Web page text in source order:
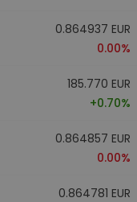
0.864937 EUR
0.00%
185.770 EUR
+0.70%
0.864857 EUR
0.00%
0.864781 EUR